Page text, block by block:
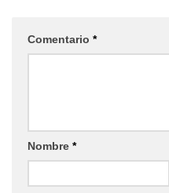
Comentario *
Nombre *